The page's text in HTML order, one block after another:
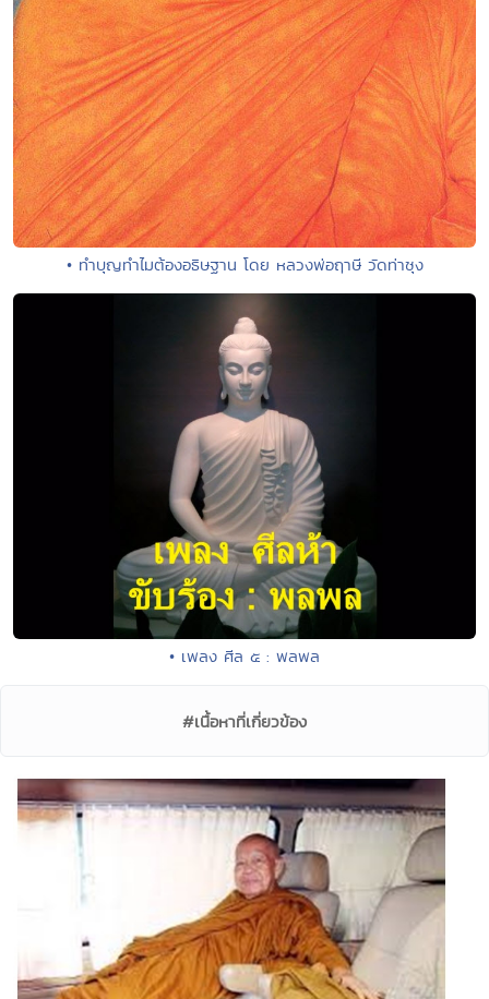
• ทำบุญทำไมต้องอธิษฐาน โดย หลวงพ่อฤาษี วัดท่าซุง
• เพลง ศีล ๕ : พลพล
#เนื้อหาที่เกี่ยวข้อง